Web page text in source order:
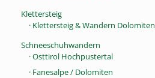
Klettersteig
· Klettersteig & Wandern Dolomiten
Schneeschuhwandern
· Osttirol Hochpustertal
· Fanesalpe / Dolomiten